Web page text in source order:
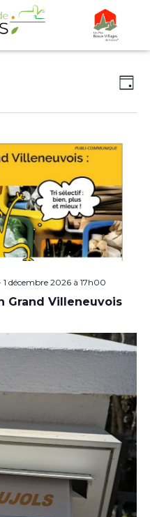
Jour
1 décembre 2026 à 17h00
Grand Villeneuvois